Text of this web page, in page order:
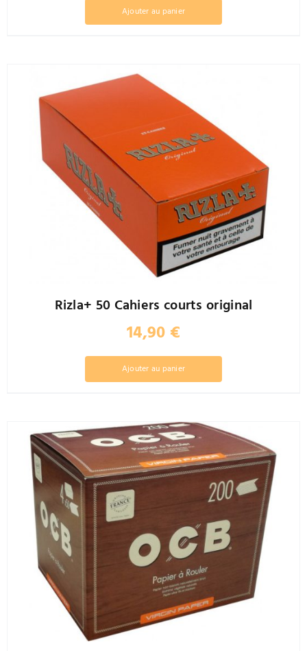
Ajouter au panier
Rizla+ 50 Cahiers courts original
14,90 €
Ajouter au panier